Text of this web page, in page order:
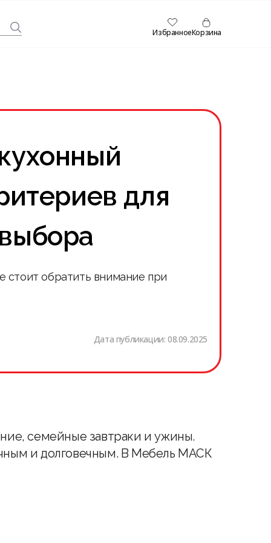
ИзбранноеКорзина
для
обратить внимание при
Дата публикации: 08.09.2025
семейные завтраки и ужины.
и долговечным. В Мебель МАСК